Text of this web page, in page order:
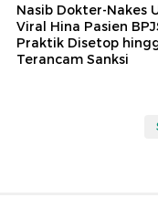
Nasib Dokter-Nakes
Viral Hina Pasien
Praktik Disetop
Terancam Sanksi